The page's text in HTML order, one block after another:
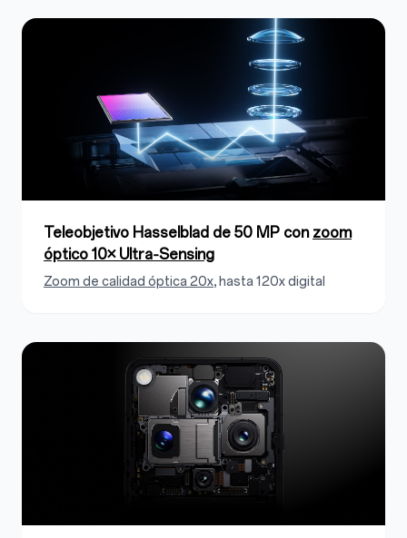
Teleobjetivo Hasselblad de 50 MP con zoom
óptico 10× Ultra‑Sensing
Zoom de calidad óptica 20x, hasta 120x digital